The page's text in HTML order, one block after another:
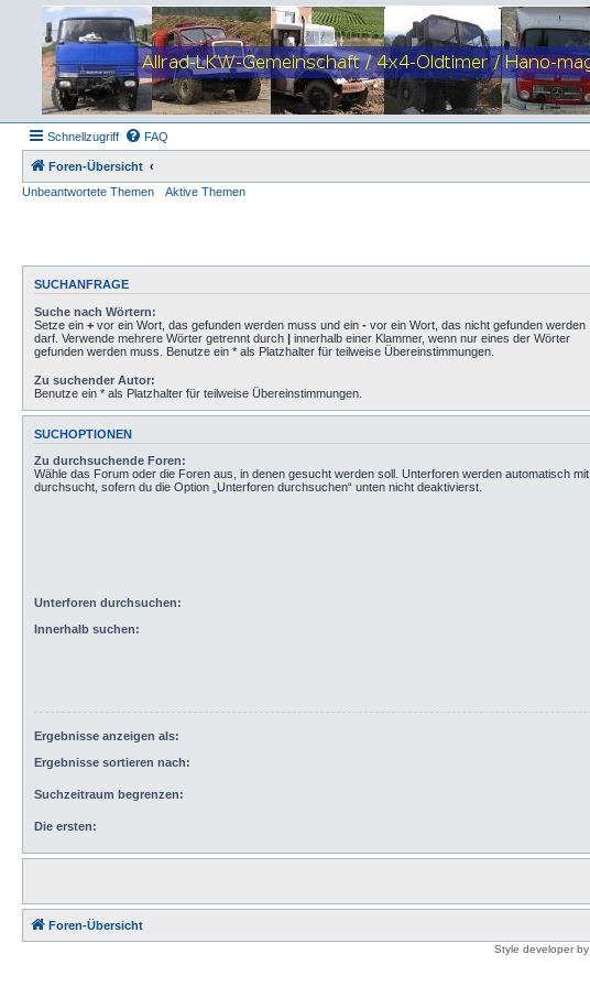
Schnellzugriff FAQ
Foren-Übersicht
Unbeantwortete Themen
Aktive Themen
SUCHANFRAGE
Suche nach Wörtern:
Setze ein + vor ein Wort, das gefunden werden muss und ein - vor ein Wort, das nicht gefunden werden
darf. Verwende mehrere Wörter getrennt durch | innerhalb einer Klammer, wenn nur eines der Wörter
gefunden werden muss. Benutze ein * als Platzhalter für teilweise Übereinstimmungen.
Zu suchender Autor:
Benutze ein * als Platzhalter für teilweise Übereinstimmungen.
SUCHOPTIONEN
Zu durchsuchende Foren:
Wähle das Forum oder die Foren aus, in denen gesucht werden soll. Unterforen werden automatisch mit
durchsucht, sofern du die Option „Unterforen durchsuchen“ unten nicht deaktivierst.
Unterforen durchsuchen:
Innerhalb suchen:
Ergebnisse anzeigen als:
Ergebnisse sortieren nach:
Suchzeitraum begrenzen:
Die ersten:
Foren-Übersicht
Style developer by